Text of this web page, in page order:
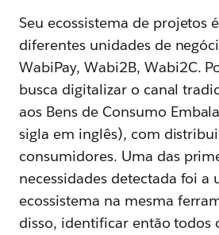
Seu ecossistema de projetos
diferentes unidades de
WabiPay, Wabi2B, Wabi2C.
busca digitalizar o canal
aos Bens de Consumo
sigla em inglês), com
consumidores. Uma das
necessidades detectada foi a
ecossistema na mesma
disso, identificar então todos